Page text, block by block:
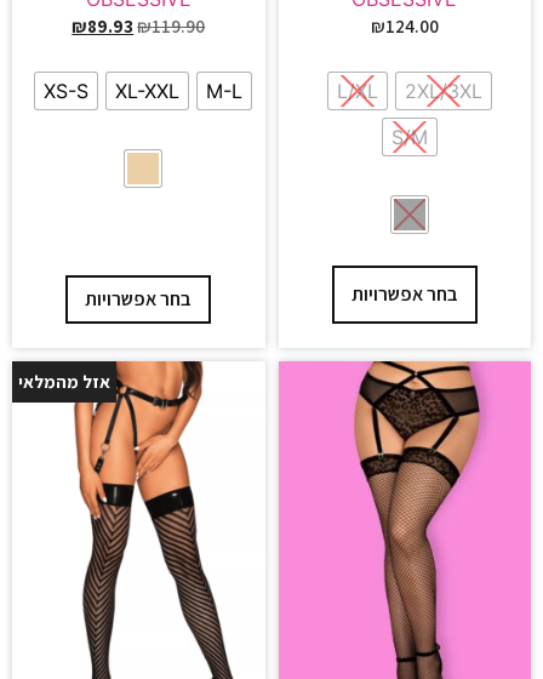
₪124.00
2XL/3XL
L/XL
S/M
בחר אפשרויות
₪119.90
₪89.93
M-L
XL-XXL
XS-S
בחר אפשרויות
25%
אזל מהמלאי